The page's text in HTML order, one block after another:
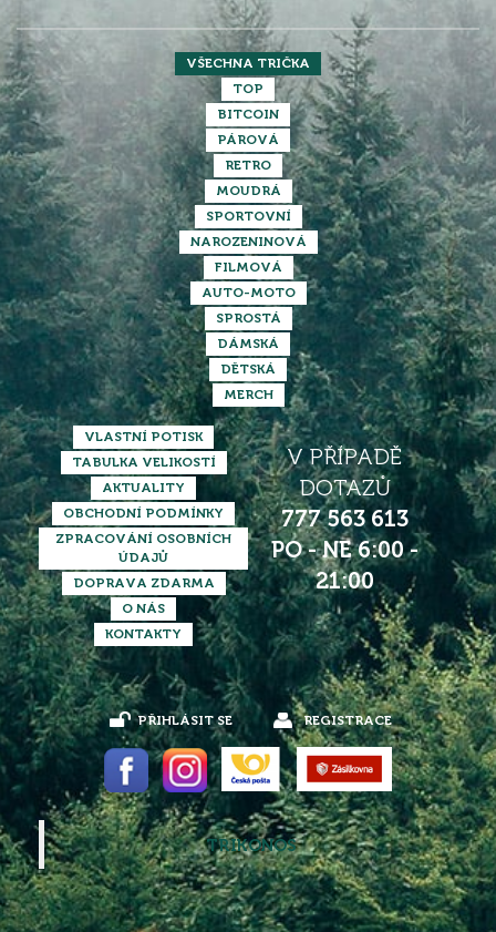
VŠECHNA TRIČKA
TOP
BITCOIN
PÁROVÁ
RETRO
MOUDRÁ
SPORTOVNÍ
NAROZENINOVÁ
FILMOVÁ
AUTO-MOTO
SPROSTÁ
DÁMSKÁ
DĚTSKÁ
MERCH
VLASTNÍ POTISK
TABULKA VELIKOSTÍ
AKTUALITY
OBCHODNÍ PODMÍNKY
ZPRACOVÁNÍ OSOBNÍCH
ÚDAJŮ
DOPRAVA ZDARMA
O NÁS
KONTAKTY
V PŘÍPADĚ
DOTAZŮ
777 563 613
PO - NE 6:00 -
21:00
PŘIHLÁSIT SE REGISTRACE
TRIKONOS